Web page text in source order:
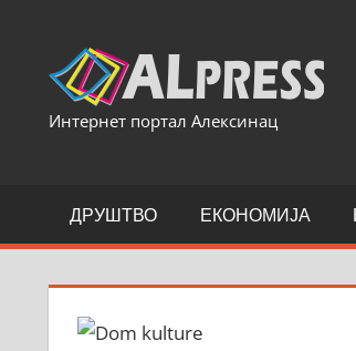
content
Интернет портал Алексинац
ДРУШТВО ЕКОНОМИЈА